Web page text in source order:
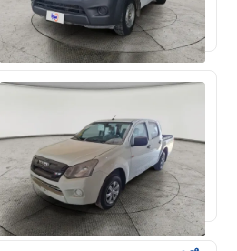
مستعملة 168,807 كم
جديدة